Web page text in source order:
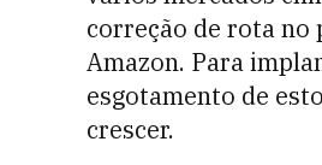
correção de rota no
Amazon. Para
esgotamento de
crescer.